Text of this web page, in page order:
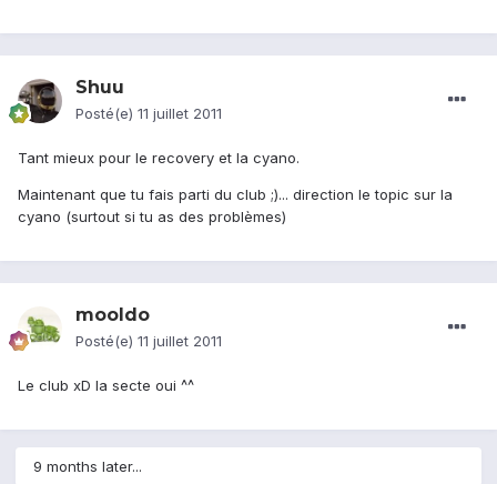
Shuu
Posté(e) 11 juillet 2011
Tant mieux pour le recovery et la cyano.
Maintenant que tu fais parti du club ;)... direction le topic sur la
cyano (surtout si tu as des problèmes)
mooldo
Posté(e) 11 juillet 2011
Le club xD la secte oui ^^
9 months later...